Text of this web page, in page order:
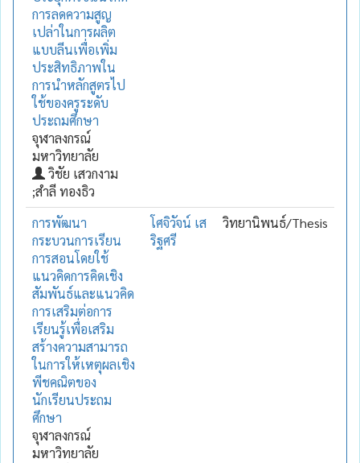
การลดความสูญ
เปล่าในการผลิต
แบบลีนเพื่อเพิ่ม
ประสิทธิภาพใน
การนำหลักสูตรไป
ใช้ของครูระดับ
ประถมศึกษา
จุฬาลงกรณ์
มหาวิทยาลัย
วิชัย เสวกงาม
;สำลี ทองธิว
การพัฒนา
กระบวนการเรียน
การสอนโดยใช้
แนวคิดการคิดเชิง
สัมพันธ์และแนวคิด
การเสริมต่อการ
เรียนรู้เพื่อเสริม
สร้างความสามารถ
ในการให้เหตุผลเชิง
พีชคณิตของ
นักเรียนประถม
ศึกษา
จุฬาลงกรณ์
มหาวิทยาลัย
โศจิวัจน์ เส
ริฐศรี
วิทยานิพนธ์/Thesis